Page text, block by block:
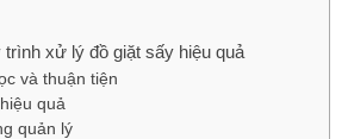
xử lý đồ giặt sấy hiệu quả
và thuận tiện
quả
quản lý